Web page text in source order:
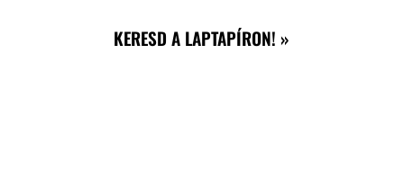
KERESD A LAPTAPÍRON! »